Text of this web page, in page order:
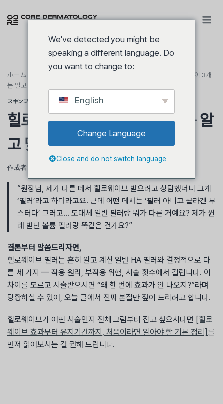
ホーム
힐로웨이브 필러 차이, 이 3개
는 알고 맞으셔야 후회가 없습니다
スキンブースター
힐로웨이브 필러 차이, 이 3개는 알
고 맞으셔야 후회가 없습니다
作成者
“원장님, 제가 다른 데서 힐로웨이브 받으려고 상담했더니 그게
‘필러’라고 하더라고요. 근데 어떤 데서는 ‘필러 아니고 콜라겐 부
스터다’ 그러고… 도대체 일반 필러랑 뭐가 다른 거예요? 제가 원
래 받던 볼륨 필러랑 똑같은 건가요?”
결론부터 말씀드리자면,
힐로웨이브 필러는 흔히 알고 계신 일반 HA 필러와 결정적으로 다
른 세 가지 — 작용 원리, 부작용 위험, 시술 횟수에서 갈립니다. 이
차이를 모르고 시술받으시면 “왜 한 번에 효과가 안 나오지?”라며
당황하실 수 있어, 오늘 글에서 진짜 본질만 짚어 드리려고 합니다.
힐로웨이브가 어떤 시술인지 전체 그림부터 잡고 싶으시다면 [힐로
웨이브 효과부터 유지기간까지, 처음이라면 알아야 할 기본 정리]를
먼저 읽어보시는 걸 권해 드립니다.
We've detected you might be
speaking a different language. Do
you want to change to:
English
Change Language
Close and do not switch language